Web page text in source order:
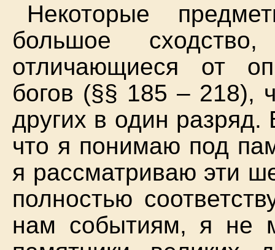
Некоторые
большое
отличающиеся от
богов (§§ 185 – 218),
других в один
что я понимаю под
я рассматриваю эти
полностью
нам событиям, я не